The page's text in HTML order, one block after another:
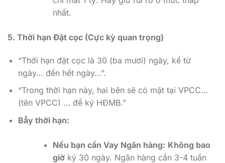
nhất.
5. Thời hạn Đặt cọc (Cực kỳ quan trọng)
“Thời hạn đặt cọc là 30 (ba mươi) ngày, kể từ
ngày… đến hết ngày…”.
“Trong thời hạn này, hai bên sẽ có mặt tại VPCC…
(tên VPCC) … để ký HĐMB.”
Bẫy thời hạn:
Nếu bạn cần Vay Ngân hàng: Không bao
giờký 30 ngày. Ngân hàng cần 3-4 tuần